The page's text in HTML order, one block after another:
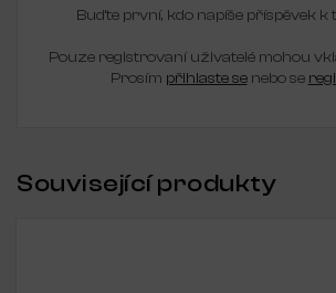
Buďte první, kdo napíše příspěvek k
Pouze registrovaní uživatelé mohou
Prosím přihlaste senebo se
Související produkty